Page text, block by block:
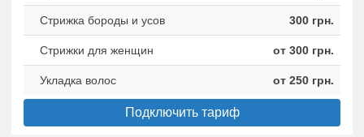
Стрижка бороды и усов 300 грн.
Стрижки для женщин от 300 грн.
Укладка волос от 250 грн.
Подключить тариф